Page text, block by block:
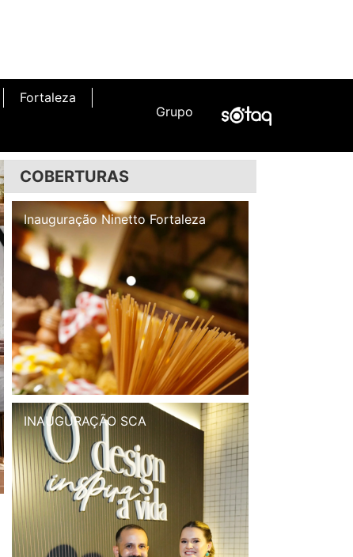
Fortaleza
Grupo
COBERTURAS
Inauguração Illa Café
INAUGURAÇÃO SCA